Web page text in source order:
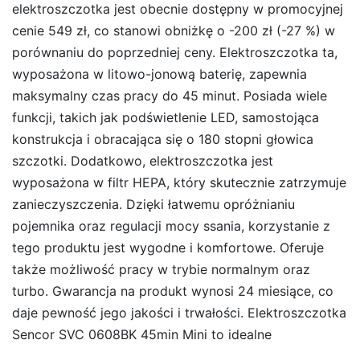
elektroszczotka jest obecnie dostępny w promocyjnej
cenie 549 zł, co stanowi obniżkę o -200 zł (-27 %) w
porównaniu do poprzedniej ceny. Elektroszczotka ta,
wyposażona w litowo-jonową baterię, zapewnia
maksymalny czas pracy do 45 minut. Posiada wiele
funkcji, takich jak podświetlenie LED, samostojąca
konstrukcja i obracająca się o 180 stopni głowica
szczotki. Dodatkowo, elektroszczotka jest
wyposażona w filtr HEPA, który skutecznie zatrzymuje
zanieczyszczenia. Dzięki łatwemu opróżnianiu
pojemnika oraz regulacji mocy ssania, korzystanie z
tego produktu jest wygodne i komfortowe. Oferuje
także możliwość pracy w trybie normalnym oraz
turbo. Gwarancja na produkt wynosi 24 miesiące, co
daje pewność jego jakości i trwałości. Elektroszczotka
Sencor SVC 0608BK 45min Mini to idealne